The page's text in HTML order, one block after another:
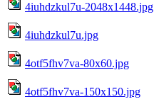
4iuhdzkul7u-2048x1448.jpg
4iuhdzkul7u.jpg
4otf5fhv7va-80x60.jpg
4otf5fhv7va-150x150.jpg